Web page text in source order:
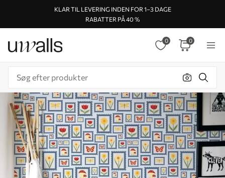
KLAR TIL LEVERING INDEN FOR 1–3 DAGE
RABATTER PÅ 40 %
0 0